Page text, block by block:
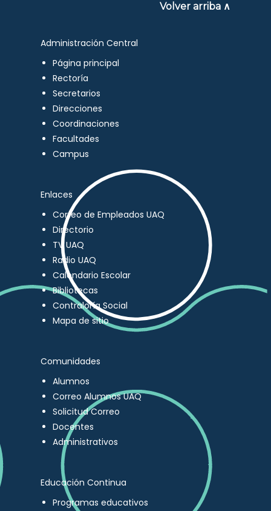
Volver arriba ∧
Administración Central
Página principal
Rectoría
Secretarios
Direcciones
Coordinaciones
Facultades
Campus
Enlaces
Correo de Empleados UAQ
Directorio
TV UAQ
Radio UAQ
Calendario Escolar
Bibliotecas
Contraloría Social
Mapa de sitio
Comunidades
Alumnos
Correo Alumnos UAQ
Solicitud Correo
Docentes
Administrativos
Educación Continua
Programas educativos